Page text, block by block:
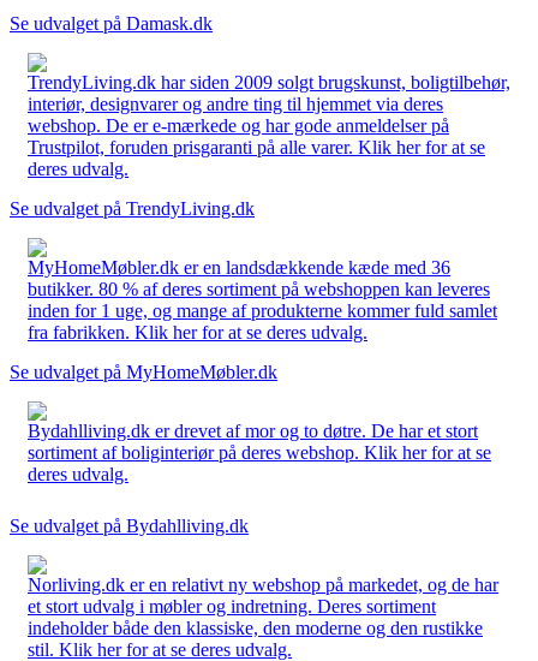
Se udvalget på Damask.dk
TrendyLiving.dk har siden 2009 solgt brugskunst, boligtilbehør,
interiør, designvarer og andre ting til hjemmet via deres
webshop. De er e-mærkede og har gode anmeldelser på
Trustpilot, foruden prisgaranti på alle varer. Klik her for at se
deres udvalg.
Se udvalget på TrendyLiving.dk
MyHomeMøbler.dk er en landsdækkende kæde med 36
butikker. 80 % af deres sortiment på webshoppen kan leveres
inden for 1 uge, og mange af produkterne kommer fuld samlet
fra fabrikken. Klik her for at se deres udvalg.
Se udvalget på MyHomeMøbler.dk
Bydahlliving.dk er drevet af mor og to døtre. De har et stort
sortiment af boliginteriør på deres webshop. Klik her for at se
deres udvalg.
Se udvalget på Bydahlliving.dk
Norliving.dk er en relativt ny webshop på markedet, og de har
et stort udvalg i møbler og indretning. Deres sortiment
indeholder både den klassiske, den moderne og den rustikke
stil. Klik her for at se deres udvalg.